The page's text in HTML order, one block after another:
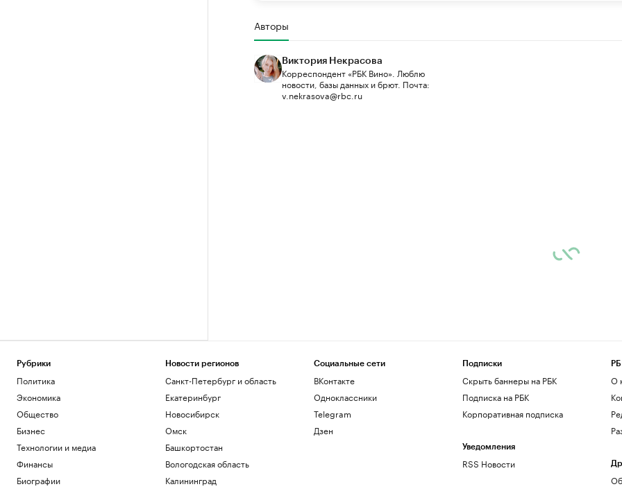
Авторы
Виктория Некрасова
Корреспондент «РБК Вино». Люблю
новости, базы данных и брют. Почта:
v.nekrasova@rbc.ru
Рубрики
Политика
Экономика
Общество
Бизнес
Технологии и медиа
Финансы
Биографии
Новости регионов
Санкт-Петербург и область
Екатеринбург
Новосибирск
Омск
Башкортостан
Вологодская область
Калининград
Социальные сети
ВКонтакте
Одноклассники
Telegram
Дзен
Подписки
Скрыть баннеры на РБК
Подписка на РБК
Корпоративная подписка
Уведомления
RSS Новости
О